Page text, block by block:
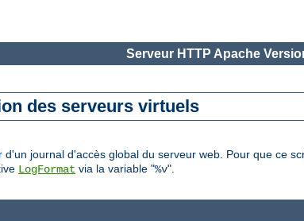
Serveur HTTP Apache
des serveurs virtuels
journal d'accès global du serveur web. Pour que ce
LogFormat via la variable "%v".